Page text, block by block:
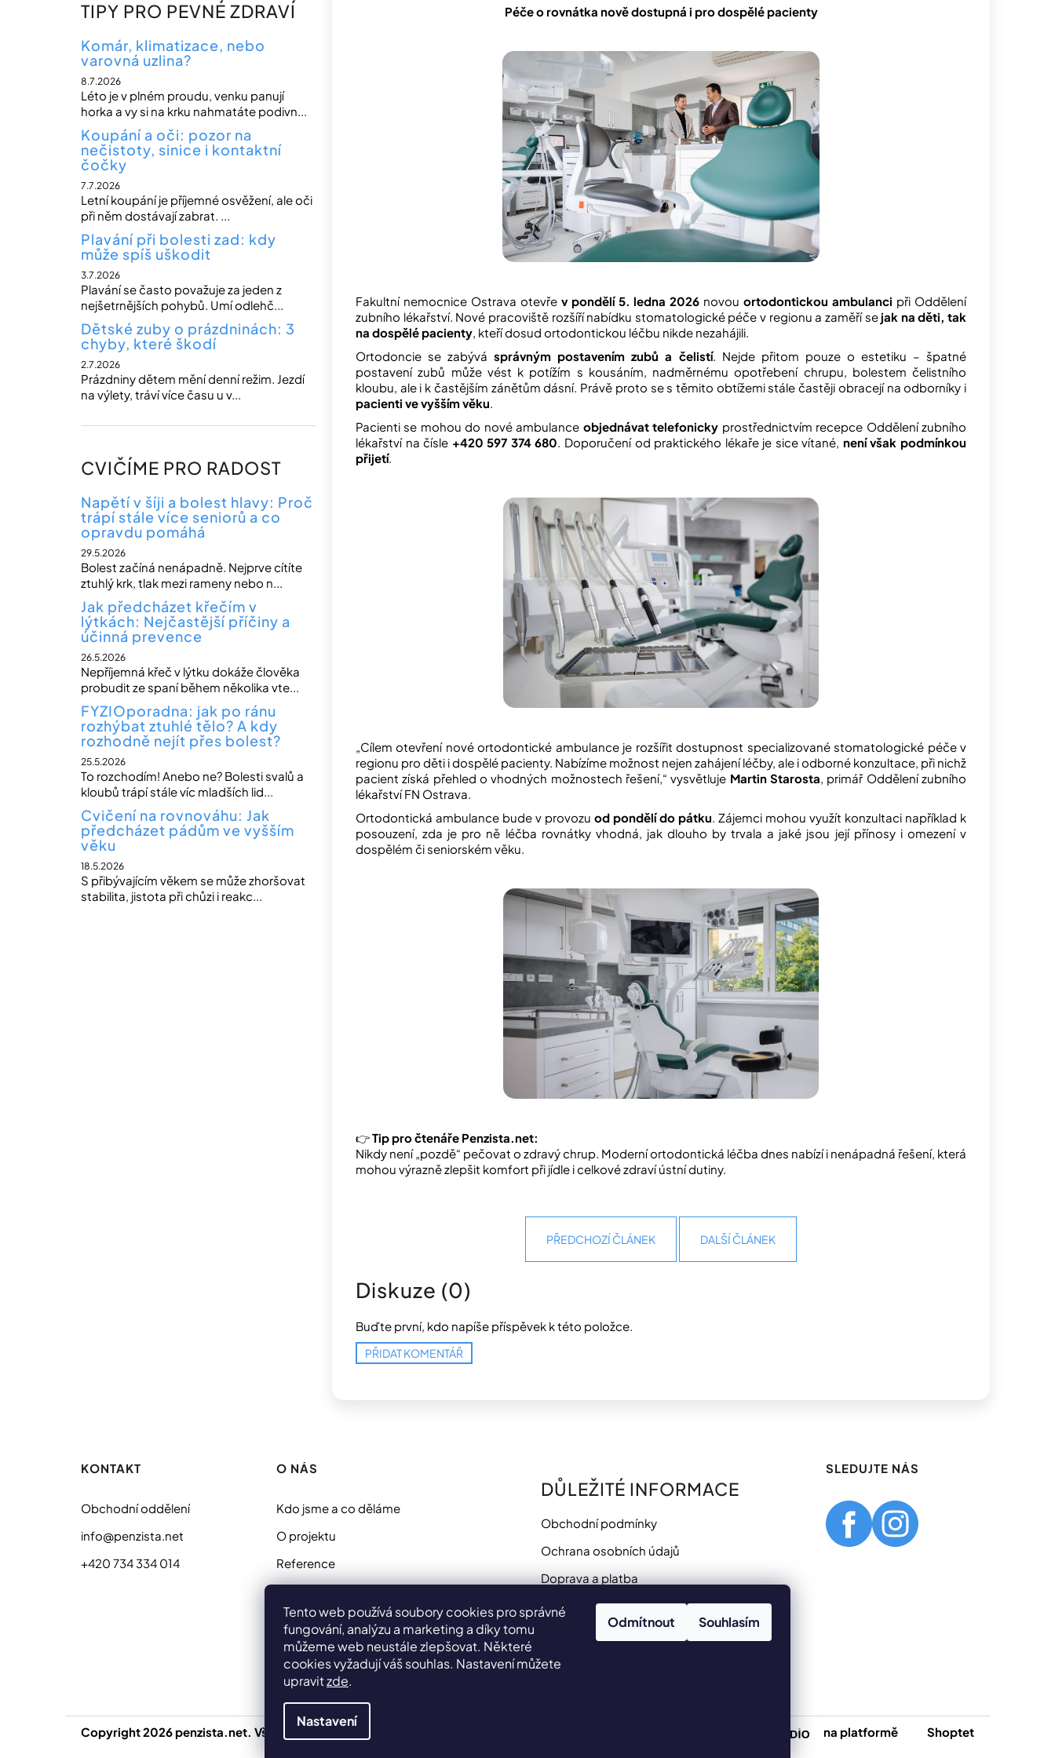
Tento web používá soubory cookies pro správné
fungování, analýzu a marketing a díky tomu
můžeme web neustále zlepšovat. Některé
cookies vyžadují váš souhlas. Nastavení můžete
upravitzde.
Nastavení
Odmítnout Souhlasím
TIPY PRO PEVNÉ ZDRAVÍ
Komár, klimatizace, nebo
varovná uzlina?
8.7.2026
Léto je v plném proudu, venku panují
horka a vy si na krku nahmatáte podivn...
Koupání a oči: pozor na
nečistoty, sinice i kontaktní
čočky
7.7.2026
Letní koupání je příjemné osvěžení, ale oči
při něm dostávají zabrat. ...
Plavání při bolesti zad: kdy
může spíš uškodit
3.7.2026
Plavání se často považuje za jeden z
nejšetrnějších pohybů. Umí odlehč...
Dětské zuby o prázdninách: 3
chyby, které škodí
2.7.2026
Prázdniny dětem mění denní režim. Jezdí
na výlety, tráví více času u v...
CVIČÍME PRO RADOST
Napětí v šíji a bolest hlavy: Proč
trápí stále více seniorů a co
opravdu pomáhá
29.5.2026
Bolest začíná nenápadně. Nejprve cítíte
ztuhlý krk, tlak mezi rameny nebo n...
Jak předcházet křečím v
lýtkách: Nejčastější příčiny a
účinná prevence
26.5.2026
Nepříjemná křeč v lýtku dokáže člověka
probudit ze spaní během několika vte...
FYZIOporadna: jak po ránu
rozhýbat ztuhlé tělo? A kdy
rozhodně nejít přes bolest?
25.5.2026
To rozchodím! Anebo ne? Bolesti svalů a
kloubů trápí stále víc mladších lid...
Cvičení na rovnováhu: Jak
předcházet pádům ve vyšším
věku
18.5.2026
S přibývajícím věkem se může zhoršovat
stabilita, jistota při chůzi i reakc...
Péče o rovnátka nově dostupná i pro dospělé pacienty
Fakultní nemocnice Ostrava otevře v pondělí 5. ledna 2026 novouortodontickou ambulanci při Oddělení
zubního lékařství. Nové pracoviště rozšíří nabídku stomatologické péče v regionu a zaměří se jak na děti, tak
na dospělé pacienty, kteří dosud ortodontickou léčbu nikde nezahájili.
Ortodoncie se zabývásprávným postavením zubů a čelistí. Nejde přitom pouze o estetiku – špatné
postavení zubů může vést k potížím s kousáním, nadměrnému opotřebení chrupu, bolestem čelistního
kloubu, ale i k častějším zánětům dásní. Právě proto se s těmito obtížemi stále častěji obracejí na odborníky i
pacienti ve vyšším věku.
Pacienti se mohou do nové ambulance objednávat telefonicky prostřednictvím recepce Oddělení zubního
lékařství na čísle +420 597 374 680. Doporučení od praktického lékaře je sice vítané, není však podmínkou
přijetí.
„Cílem otevření nové ortodontické ambulance je rozšířit dostupnost specializované stomatologické péče v
regionu pro děti i dospělé pacienty. Nabízíme možnost nejen zahájení léčby, ale i odborné konzultace, při nichž
pacient získá přehled o vhodných možnostech řešení,“ vysvětluje Martin Starosta, primář Oddělení zubního
lékařství FN Ostrava.
Ortodontická ambulance bude v provozu od pondělí do pátku. Zájemci mohou využít konzultaci například k
posouzení, zda je pro ně léčba rovnátky vhodná, jak dlouho by trvala a jaké jsou její přínosy i omezení v
dospělém či seniorském věku.
👉Tip pro čtenáře Penzista.net:
Nikdy není „pozdě“ pečovat o zdravý chrup. Moderní ortodontická léčba dnes nabízí i nenápadná řešení, která
mohou výrazně zlepšit komfort při jídle i celkové zdraví ústní dutiny.
PŘEDCHOZÍ ČLÁNEK DALŠÍ ČLÁNEK
Diskuze (0)
Buďte první, kdo napíše příspěvek k této položce.
PŘIDAT KOMENTÁŘ
KONTAKT
Obchodní oddělení
info@penzista.net
+420 734 334 014
O NÁS
Kdo jsme a co děláme
O projektu
Reference
DŮLEŽITÉ INFORMACE
Obchodní podmínky
Ochrana osobních údajů
Doprava a platba
Potřebujete poradit?
SLEDUJTE NÁS
na platformě Shoptet
Copyright 2026 penzista.net . Všechna práva vyhrazena.